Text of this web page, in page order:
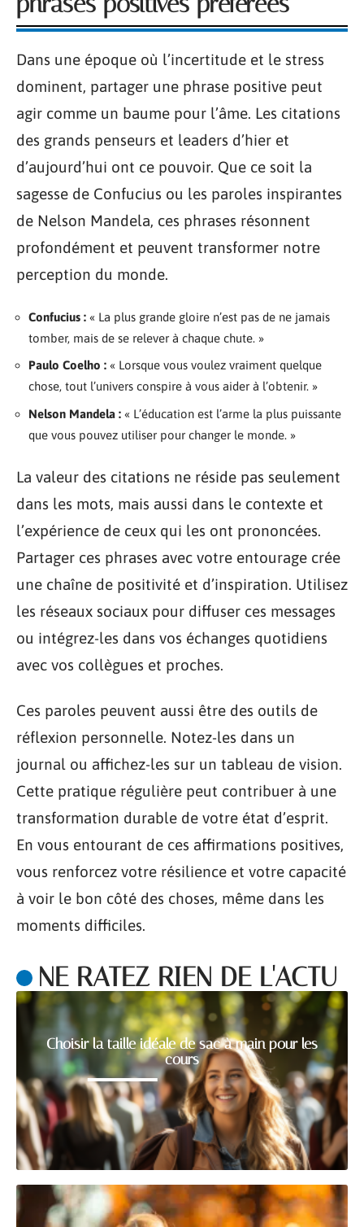
Dans une époque où l’incertitude et le stress
dominent, partager une phrase positive peut
agir comme un baume pour l’âme. Les citations
des grands penseurs et leaders d’hier et
d’aujourd’hui ont ce pouvoir. Que ce soit la
sagesse de Confucius ou les paroles inspirantes
de Nelson Mandela, ces phrases résonnent
profondément et peuvent transformer notre
perception du monde.
Confucius : « La plus grande gloire n’est pas de ne jamais
tomber, mais de se relever à chaque chute. »
Paulo Coelho : « Lorsque vous voulez vraiment quelque
chose, tout l’univers conspire à vous aider à l’obtenir. »
Nelson Mandela : « L’éducation est l’arme la plus puissante
que vous pouvez utiliser pour changer le monde. »
La valeur des citations ne réside pas seulement
dans les mots, mais aussi dans le contexte et
l’expérience de ceux qui les ont prononcées.
Partager ces phrases avec votre entourage crée
une chaîne de positivité et d’inspiration. Utilisez
les réseaux sociaux pour diffuser ces messages
ou intégrez-les dans vos échanges quotidiens
avec vos collègues et proches.
Ces paroles peuvent aussi être des outils de
réflexion personnelle. Notez-les dans un
journal ou affichez-les sur un tableau de vision.
Cette pratique régulière peut contribuer à une
transformation durable de votre état d’esprit.
En vous entourant de ces affirmations positives,
vous renforcez votre résilience et votre capacité
à voir le bon côté des choses, même dans les
moments difficiles.
NE RATEZ RIEN DE L'ACTU
Choisir la taille idéale de sac à main pour les
cours